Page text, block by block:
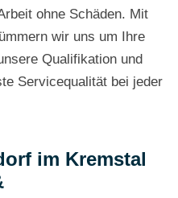
ohne Schäden. Mit
wir uns um Ihre
Qualifikation und
Servicequalität bei jeder
im Kremstal